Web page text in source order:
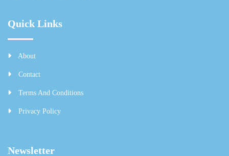
Quick Links
About
Contact
Terms And Conditions
Privacy Policy
Newsletter